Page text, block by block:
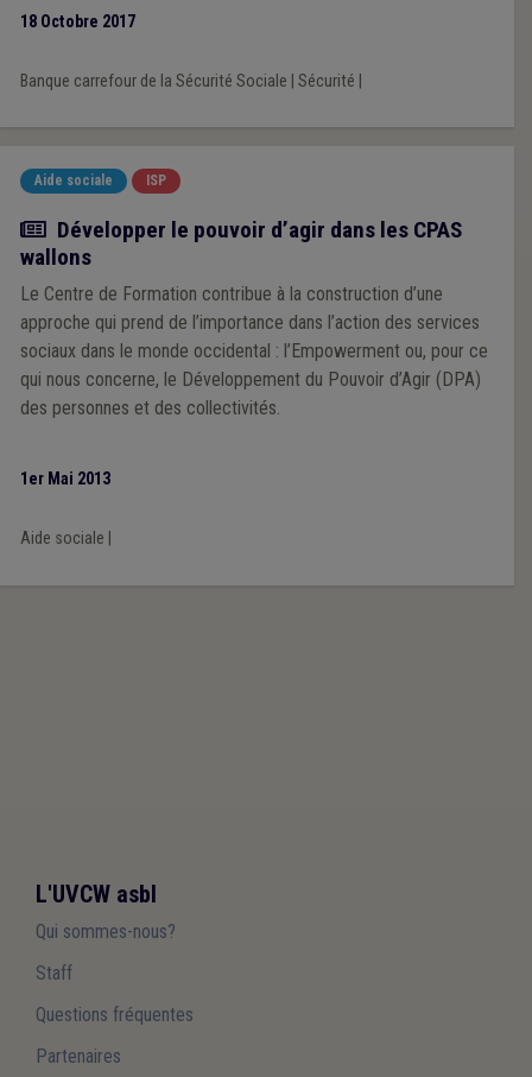
18 Octobre 2017
Banque carrefour de la Sécurité Sociale Sécurité
Aide sociale ISP
Article
Développer le pouvoir d’agir dans les CPAS
wallons
Le Centre de Formation contribue à la construction d’une
approche qui prend de l’importance dans l’action des services
sociaux dans le monde occidental : l’Empowerment ou, pour ce
qui nous concerne, le Développement du Pouvoir d’Agir (DPA)
des personnes et des collectivités.
1er Mai 2013
Aide sociale
L'UVCW asbl
Qui sommes-nous?
Staff
Questions fréquentes
Partenaires